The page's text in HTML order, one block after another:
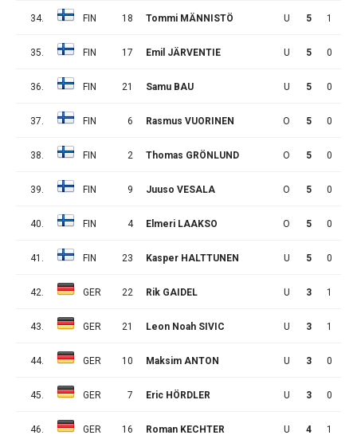
34. FIN 18 Tommi MÄNNISTÖ U 5 1
35. FIN 17 Emil JÄRVENTIE U 5 0
36. FIN 21 Samu BAU U 5 0
37. FIN 6 Rasmus VUORINEN O 5 0
38. FIN 2 Thomas GRÖNLUND O 5 0
39. FIN 9 Juuso VESALA O 5 0
40. FIN 4 Elmeri LAAKSO O 5 0
41. FIN 23 Kasper HALTTUNEN U 5 0
42. GER 22 Rik GAIDEL U 3 1
43. GER 21 Leon Noah SIVIC U 3 1
44. GER 10 Maksim ANTON U 3 0
45. GER 7 Eric HÖRDLER U 3 0
46. GER 16 Roman KECHTER U 4 1